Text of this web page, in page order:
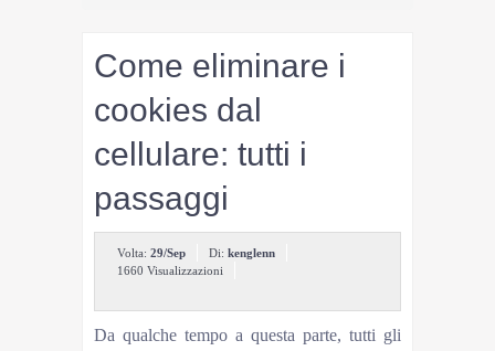
Come eliminare i
cookies dal
cellulare: tutti i
passaggi
Volta: 29/Sep Di: kenglenn
1660 Visualizzazioni
Da qualche tempo a questa parte, tutti gli